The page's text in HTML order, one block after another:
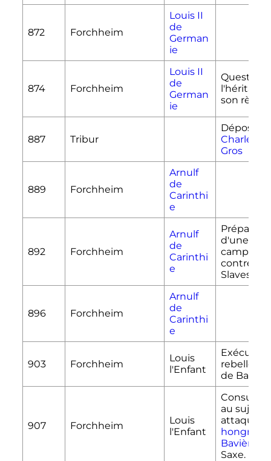
872 Forchheim
Louis II
de
German
ie
874 Forchheim
Louis II
de
German
ie
Question
l'héritage
son
887 Tribur
Charles III
Gros
889 Forchheim
Arnulf
de
Carinthi
e
892 Forchheim
Arnulf
de
Carinthi
e
d'une
contre les
Slaves
896 Forchheim
Arnulf
de
Carinthi
e
903 Forchheim
Louis
l'Enfant
rebelle
de
907 Forchheim
Louis
l'Enfant
au sujet
attaques
Bavière
Saxe.